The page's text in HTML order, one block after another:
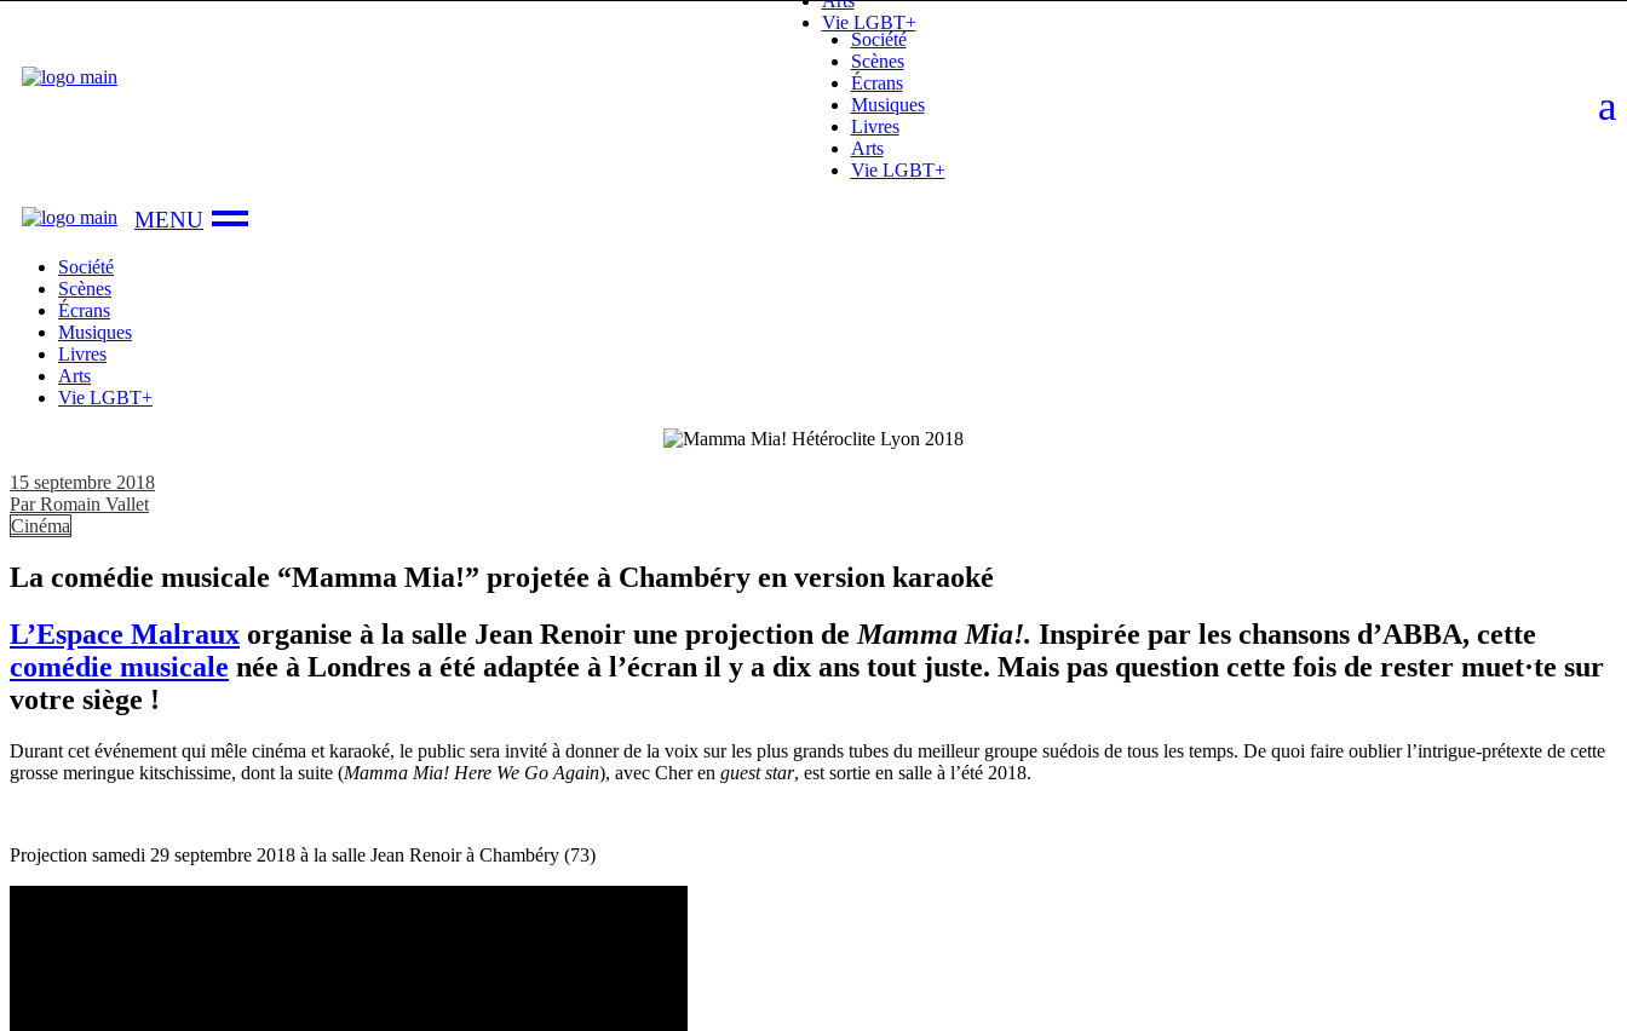
the
content
Société
Scènes
Écrans
Musiques
Livres
Arts
Vie LGBT+
Vie LGBT+
Société
Scènes
Écrans
Musiques
Livres
Arts
Vie LGBT+
15 septembre 2018
ParRomain Vallet
Cinéma
La comédie musicale “Mamma Mia!” projetée à Chambéry en version karaoké
L’Espace Malraux organise à la salle Jean Renoir une projection de Mamma Mia!. Inspirée par les chansons d’ABBA, cette
comédie musicale née à Londres a été adaptée à l’écran il y a dix ans tout juste. Mais pas question cette fois de rester muet·te sur
votre siège !
Durant cet événement qui mêle cinéma et karaoké, le public sera invité à donner de la voix sur les plus grands tubes du meilleur groupe suédois de tous les temps. De quoi faire oublier l’intrigue-prétexte de cette
grosse meringue kitschissime, dont la suite (Mamma Mia! Here We Go Again), avec Cher en guest star, est sortie en salle à l’été 2018.
Projection samedi 29 septembre 2018 à la salle Jean Renoir à Chambéry (73)